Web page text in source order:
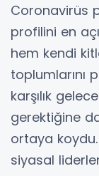
Coronavirüs
profilini en
hem kendi
toplumlarını
karşılık
gerektiğine
ortaya
siyasal